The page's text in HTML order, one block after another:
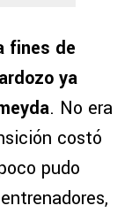
fines de
ya
. No era
costó
pudo